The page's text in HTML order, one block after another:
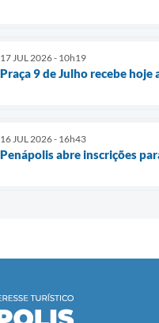
17 JUL 2026 - 10h19
Praça 9 de Julho recebe hoje
16 JUL 2026 - 16h43
Penápolis abre inscrições